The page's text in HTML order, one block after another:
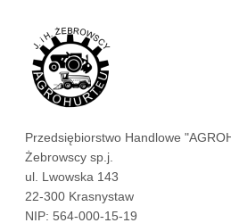
Przedsiębiorstwo Handlowe
Żebrowscy sp.j.
ul. Lwowska 143
22-300 Krasnystaw
NIP: 564-000-15-19